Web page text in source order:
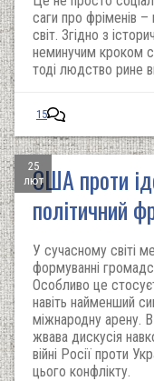
саги про фріменів
світ. Згідно з
неминучим кроком
тоді людство рине
15
25
лютСША проти
політичний
У сучасному світі
формуванні
Особливо це
навіть найменший
міжнародну арену.
жвава дискусія
війні Росії проти
цього конфлікту.